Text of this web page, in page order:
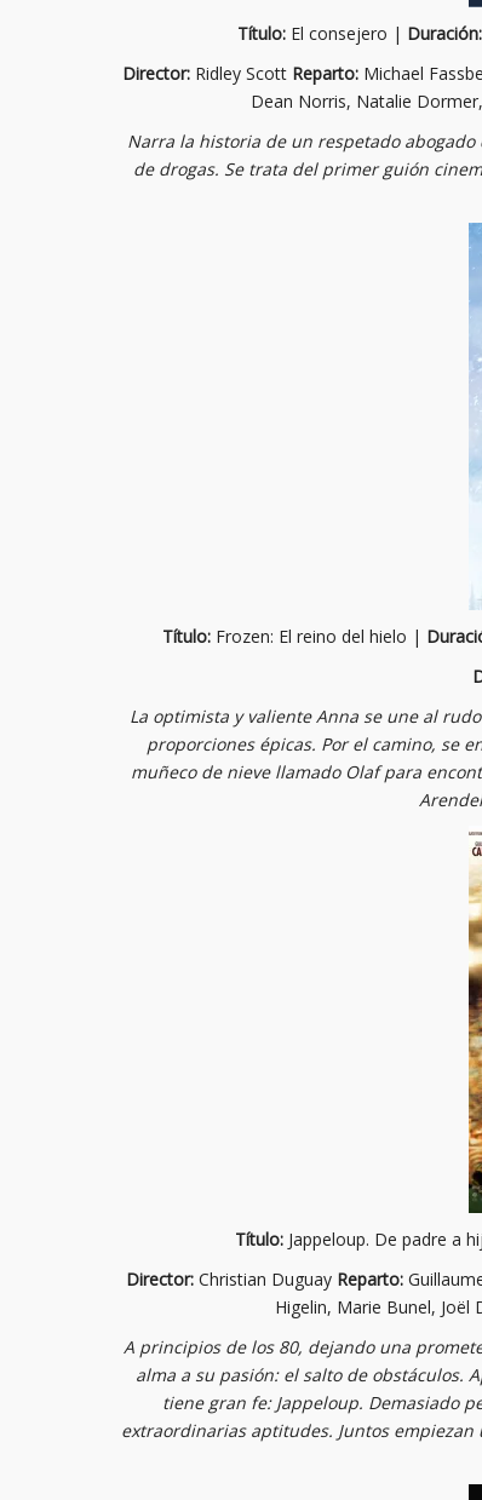
Título: El consejero | Duración:
Director: Ridley Scott Reparto: Michael
Dean Norris, Natalie
Narra la historia de un respetado
de drogas. Se trata del primer guión
Título: Frozen: El reino del hielo |
La optimista y valiente Anna se une al
proporciones épicas. Por el camino, se
muñeco de nieve llamado Olaf para
Título: Jappeloup. De padre a
Director: Christian Duguay Reparto:
Higelin, Marie Bunel, Joël
A principios de los 80, dejando una
alma a su pasión: el salto de obstáculos.
tiene gran fe: Jappeloup. Demasiado
extraordinarias aptitudes. Juntos